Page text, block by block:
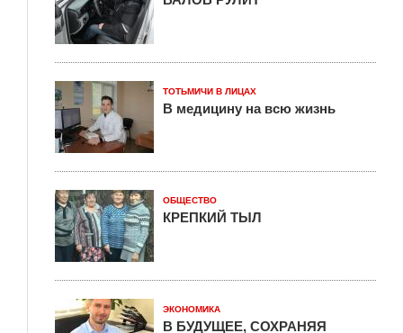
ТОТЬМИЧИ В ЛИЦАХ
В медицину на всю жизнь
ОБЩЕСТВО
КРЕПКИЙ ТЫЛ
ЭКОНОМИКА
В БУДУЩЕЕ, СОХРАНЯЯ